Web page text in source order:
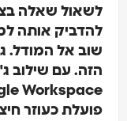
לשאול שאלה
להדביק אותה
שוב אל המודל.
פועלת כעוזר